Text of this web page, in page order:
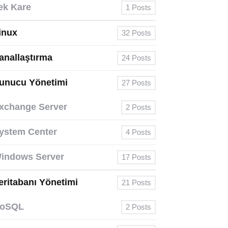
Kare 1 Posts
32 Posts
24 Posts
Yönetimi 27 Posts
Server 2 Posts
Center 4 Posts
Server 17 Posts
Yönetimi 21 Posts
2 Posts